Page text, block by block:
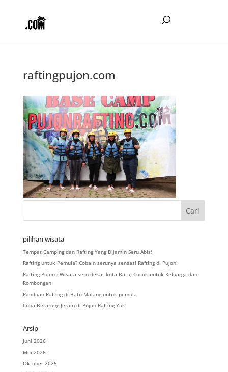
raftingpujon.com
pilihan wisata
Tempat Camping dan Rafting Yang Dijamin Seru Abis!
Rafting untuk Pemula? Cobain serunya sensasi Rafting di Pujon!
Rafting Pujon : Wisata seru dekat kota Batu, Cocok untuk Keluarga dan
Rombongan
Panduan Rafting di Batu Malang untuk pemula
Coba Berarung Jeram di Pujon Rafting Yuk!
Arsip
Juni 2026
Mei 2026
Oktober 2025